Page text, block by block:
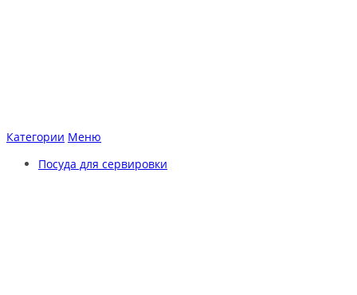
Категории Меню
Посуда для сервировки